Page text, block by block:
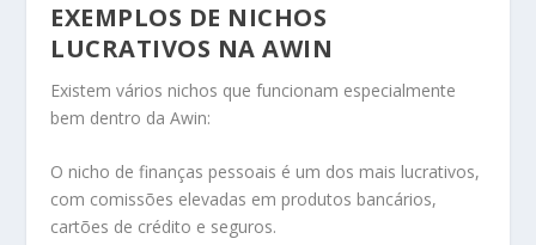
EXEMPLOS DE NICHOS
LUCRATIVOS NA AWIN
Existem vários nichos que funcionam especialmente
bem dentro da Awin:
O nicho de finanças pessoais é um dos mais lucrativos,
com comissões elevadas em produtos bancários,
cartões de crédito e seguros.